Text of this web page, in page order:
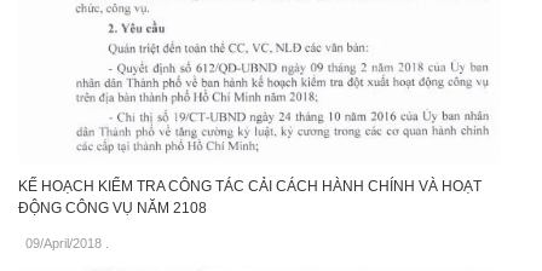
KẾ HOẠCH KIỂM TRA CÔNG TÁC CẢI CÁCH HÀNH CHÍNH VÀ HOẠT
ĐỘNG CÔNG VỤ NĂM 2108
09/April/2018 .